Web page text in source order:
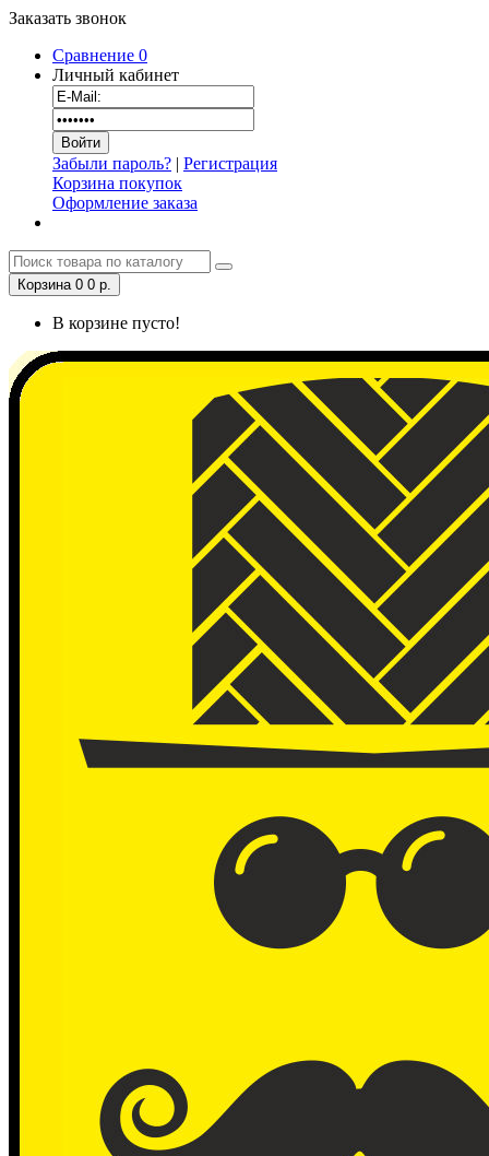
Заказать звонок
Сравнение 0
Личный кабинет
Забыли пароль? | Регистрация
Корзина покупок
Оформление заказа
Корзина 0 0 р.
В корзине пусто!